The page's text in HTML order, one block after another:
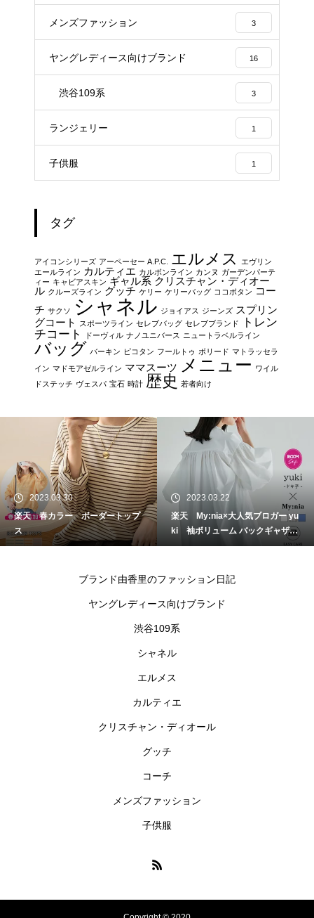
メンズファッション 3
ヤングレディース向けブランド 16
渋谷109系 3
ランジェリー 1
子供服 1
タグ
アイコンシリーズ アーペーセー A.P.C. エルメス
エヴリン
エールライン カルティエ カルボンライン カンヌ ガーデンパーテ
ィー キャビアスキン ギャル系 クリスチャン・ディオー
ル クルーズライン グッチ ケリー ケリーバッグ ココボタン コー
チ サクソ シャネル ジョイアス ジーンズ スプリン
グコート
スポーツライン セレブバッグ セレブブランド
トレン
チコート
ドーヴィル ナノユニバース ニュートラベルライン
バッグ バーキン ピコタン フールトゥ ボリード マトラッセラ
イン マドモアゼルライン ママスーツ メニュー ワイル
ドステッチ ヴェスパ 宝石 時計 歴史 若者向け
2023.03.30
楽天 春カラー ボーダートップ
ス
2023.03.22
楽天 My:nia×大人気ブロガー yu
ki 袖ボリューム バックギャザー
シャツ
ブランド由香里のファッション日記
ヤングレディース向けブランド
渋谷109系
シャネル
エルメス
カルティエ
クリスチャン・ディオール
グッチ
コーチ
メンズファッション
子供服